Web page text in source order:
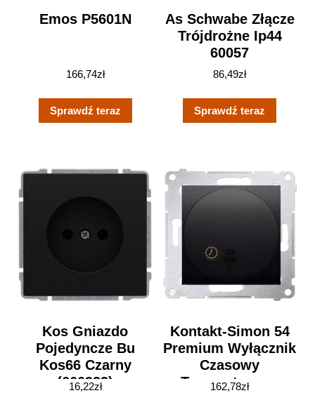
Emos P5601N
166,74zł
Sprawdź teraz
As Schwabe Złącze
Trójdrożne Ip44
60057
86,49zł
Sprawdź teraz
Kos Gniazdo
Pojedyncze Bu
Kos66 Czarny
(660933)
16,22zł
Kontakt-Simon 54
Premium Wyłącznik
Czasowy
Tranzystorowy
162,78zł